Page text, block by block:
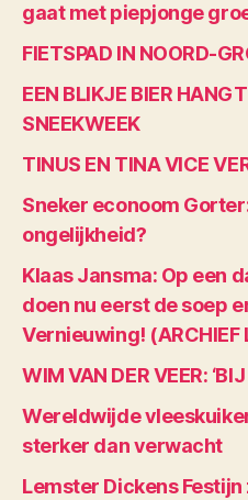
gaat met piepjonge
FIETSPAD IN NOORD-
EEN BLIKJE BIER
SNEEKWEEK
TINUS EN TINA VICE
Sneker econoom
ongelijkheid?
Klaas Jansma: Op een
doen nu eerst de soep
Vernieuwing! (ARCHIEF
WIM VAN DER VEER:
Wereldwijde
sterker dan verwacht
Lemster Dickens